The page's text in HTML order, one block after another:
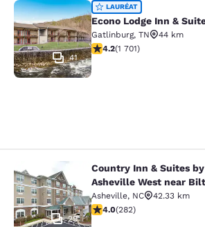
Econo Lodge Inn &
41
LAURÉAT
Econo Lodge Inn &
Gatlinburg, TN
44 km
4.17 étoiles. Très bon. 1701
4.2(1 701)
Country Inn & Suites
29
Country Inn & Suites
Asheville West near
Asheville, NC
42.33 km
4.05 étoiles. Très bon. 282
4.0(282)